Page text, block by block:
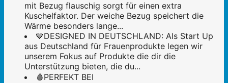
mit Bezug flauschig sorgt für einen extra
Kuschelfaktor. Der weiche Bezug speichert die
Wärme besonders lange...
💙DESIGNED IN DEUTSCHLAND: Als Start Up
aus Deutschland für Frauenprodukte legen wir
unserem Fokus auf Produkte die dir die
Unterstützung bieten, die du...
🩸PERFEKT BEI